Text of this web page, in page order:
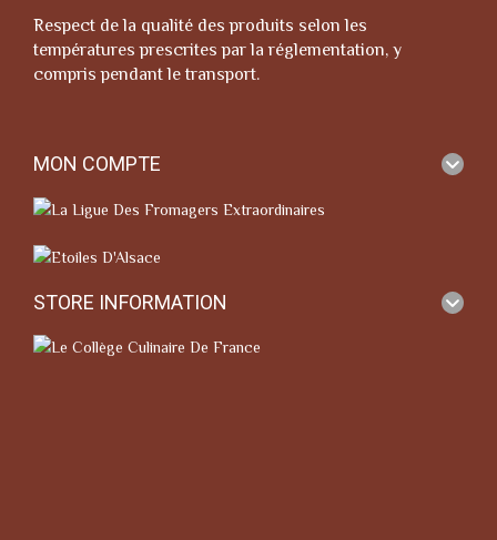
Respect de la qualité des produits selon les
températures prescrites par la réglementation, y
compris pendant le transport.
MON COMPTE
STORE INFORMATION